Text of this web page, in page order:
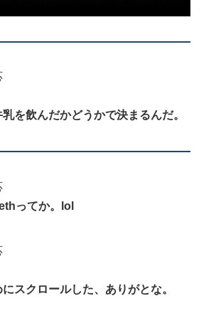
を飲んだかどうかで決まるんだ。
ってか。lol
スクロールした、ありがとな。